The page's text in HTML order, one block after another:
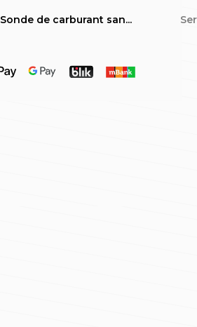
Sonde de carburant san...